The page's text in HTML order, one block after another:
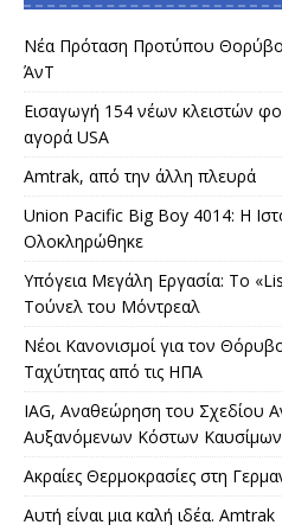
Νέα Πρόταση Προτύπου
ΆνΤ
Εισαγωγή 154 νέων κλειστών
αγορά USA
Amtrak, από την άλλη πλευρά
Union Pacific Big Boy 4014: Η
Ολοκληρώθηκε
Υπόγεια Μεγάλη Εργασία: Το
Τούνελ του Μόντρεαλ
Νέοι Κανονισμοί για τον
Ταχύτητας από τις ΗΠΑ
IAG, Αναθεώρηση του Σχεδίου
Αυξανόμενων Κόστων Καυσίμων
Ακραίες Θερμοκρασίες στη
Αυτή είναι μια καλή ιδέα. Amtrak